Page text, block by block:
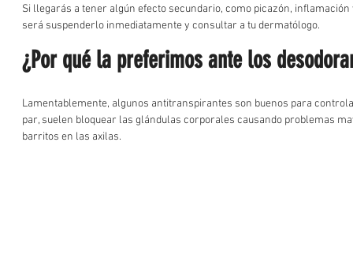
Si llegarás a tener algún efecto secundario, como picazón,
será suspenderlo inmediatamente y consultar a tu dermatólogo.
¿Por qué la preferimos ante los
Lamentablemente, algunos antitranspirantes son buenos para
par, suelen bloquear las glándulas corporales causando problemas
barritos en las axilas.